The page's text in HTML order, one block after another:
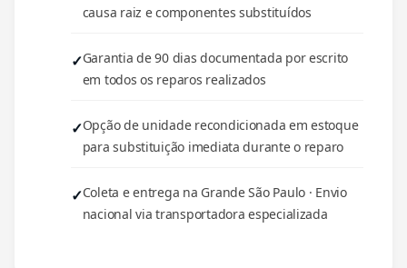
causa raiz e componentes substituídos
Garantia de 90 dias documentada por escrito
em todos os reparos realizados
Opção de unidade recondicionada em estoque
para substituição imediata durante o reparo
Coleta e entrega na Grande São Paulo · Envio
nacional via transportadora especializada